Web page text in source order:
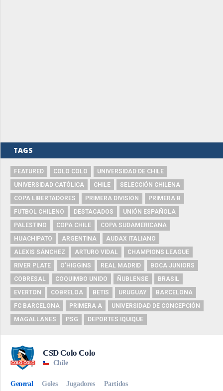
TAGS
FEATURED COLO COLO
UNIVERSIDAD DE CHILE
UNIVERSIDAD CATÓLICA
CHILE
SELECCIÓN CHILENA
COPA LIBERTADORES
PRIMERA DIVISIÓN
PRIMERA B
FUTBOL CHILENO
DESTACADOS
UNIÓN ESPAÑOLA
PALESTINO
COPA CHILE
COPA SUDAMERICANA
HUACHIPATO
ARGENTINA
AUDAX ITALIANO
ALEXIS SÁNCHEZ
ARTURO VIDAL
CHAMPIONS LEAGUE
RIVER PLATE
O'HIGGINS REAL MADRID
BOCA JUNIORS
COBRESAL
COQUIMBO UNIDO ÑUBLENSE
BRASIL
EVERTON
COBRELOA BETIS URUGUAY
BARCELONA
FC BARCELONA
PRIMERA A
UNIVERSIDAD DE CONCEPCIÓN
MAGALLANES
PSG DEPORTES IQUIQUE